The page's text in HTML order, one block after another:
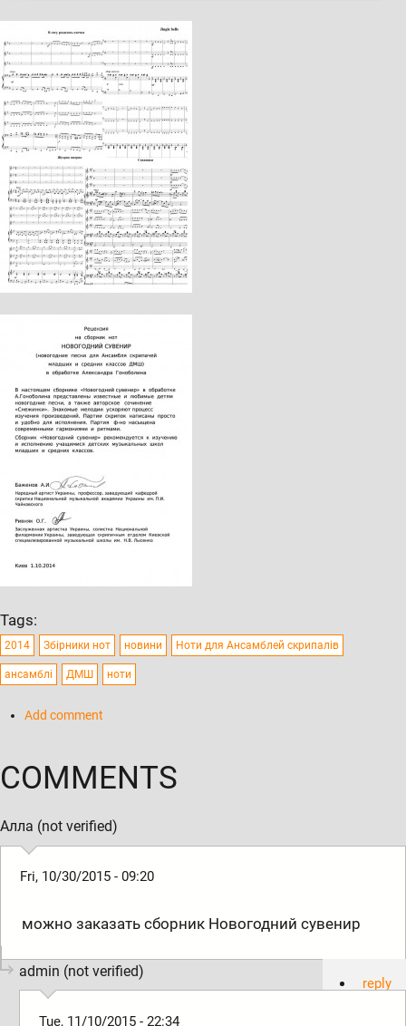
Tags:
2014 Збірники нот новини Ноти для Ансамблей скрипалів
ансамблі ДМШ ноти
Add comment
COMMENTS
Алла (not verified)
Fri, 10/30/2015 - 09:20
можно заказать сборник Новогодний сувенир
reply
admin (not verified)
Tue, 11/10/2015 - 22:34